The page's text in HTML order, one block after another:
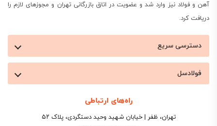
آهن و فولاد نیز وارد شد و عضویت در اتاق بازرگانی تهران و مجوزهای لازم را
دریافت کرد.
دسترسی سریع
فولادسل
راه‌های ارتباطی
تهران، ظفر | خیابان شهید وحید دستگردی، پلاک ۵۲